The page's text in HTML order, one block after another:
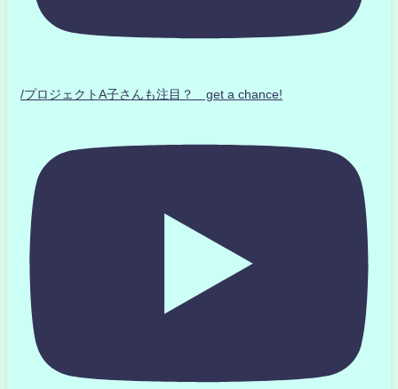
/プロジェクトA子さんも注目？ get a chance!